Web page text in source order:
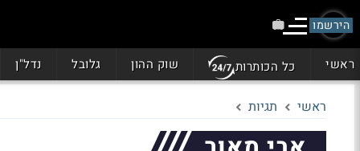
הירשמו
ראשי כל הכותרות שוק ההון גלובל נדל"ן
ראשי תגיות